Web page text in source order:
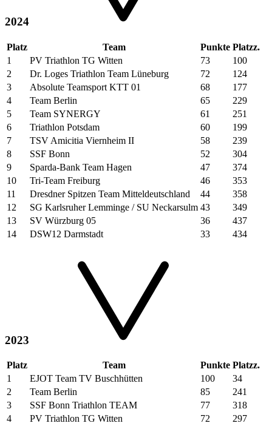
2024
Platz Team Punkte Platzz.
1
PV Triathlon TG Witten 73
100
2
Dr. Loges Triathlon Team Lüneburg 72
124
3
Absolute Teamsport KTT 01 68
177
4
Team Berlin 65
229
5
Team SYNERGY 61
251
6
Triathlon Potsdam 60
199
7
TSV Amicitia Viernheim II 58
239
8
SSF Bonn 52
304
9
Sparda-Bank Team Hagen 47
374
10
Tri-Team Freiburg 46
353
11
Dresdner Spitzen Team Mitteldeutschland 44
358
12
SG Karlsruher Lemminge / SU Neckarsulm 43
349
13
SV Würzburg 05 36
437
14
DSW12 Darmstadt 33 434
2023
Platz Team Punkte Platzz.
1
EJOT Team TV Buschhütten 100
34
2
Team Berlin 85
241
3
SSF Bonn Triathlon TEAM 77
318
4
PV Triathlon TG Witten 72
297